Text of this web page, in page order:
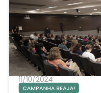
11/10/2024
CAMPANHA REAJA!